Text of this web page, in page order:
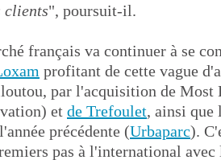
clients", poursuit-il.
français va continuer à se
profitant de cette vague
par l'acquisition de Most
et de Trefoulet, ainsi que
précédente (Urbaparc).
pas à l'international